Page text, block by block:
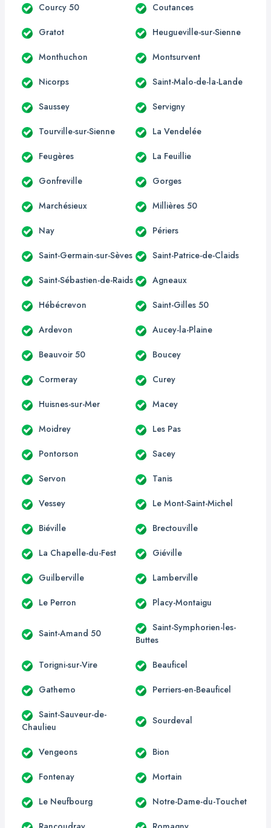
Courcy 50 Coutances
Gratot Heugueville-sur-Sienne
Monthuchon Montsurvent
Nicorps Saint-Malo-de-la-Lande
Saussey Servigny
Tourville-sur-Sienne La Vendelée
Feugères La Feuillie
Gonfreville Gorges
Marchésieux Millières 50
Nay Périers
Saint-Germain-sur-Sèves Saint-Patrice-de-Claids
Saint-Sébastien-de-Raids Agneaux
Hébécrevon Saint-Gilles 50
Ardevon Aucey-la-Plaine
Beauvoir 50 Boucey
Cormeray Curey
Huisnes-sur-Mer Macey
Moidrey Les Pas
Pontorson Sacey
Servon Tanis
Vessey Le Mont-Saint-Michel
Biéville Brectouville
La Chapelle-du-Fest Giéville
Guilberville Lamberville
Le Perron Placy-Montaigu
Saint-Amand 50
Saint-Symphorien-les-
Buttes
Torigni-sur-Vire Beauficel
Gathemo Perriers-en-Beauficel
Saint-Sauveur-de-
Chaulieu
Sourdeval
Vengeons Bion
Fontenay Mortain
Le Neufbourg Notre-Dame-du-Touchet